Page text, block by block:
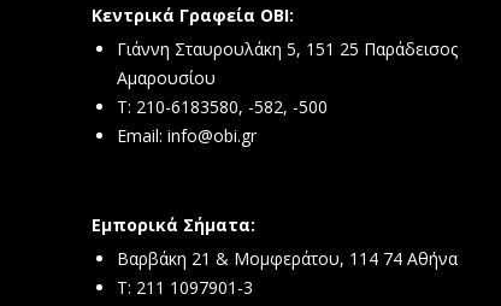
Κεντρικά Γραφεία ΟΒΙ:
Γιάννη Σταυρουλάκη 5, 151 25 Παράδεισος
Αμαρουσίου
Τ: 210-6183580, -582, -500
Email: info@obi.gr
Εμπορικά Σήματα:
Βαρβάκη 21 & Μομφεράτου, 114 74 Αθήνα
Τ: 211 1097901-3